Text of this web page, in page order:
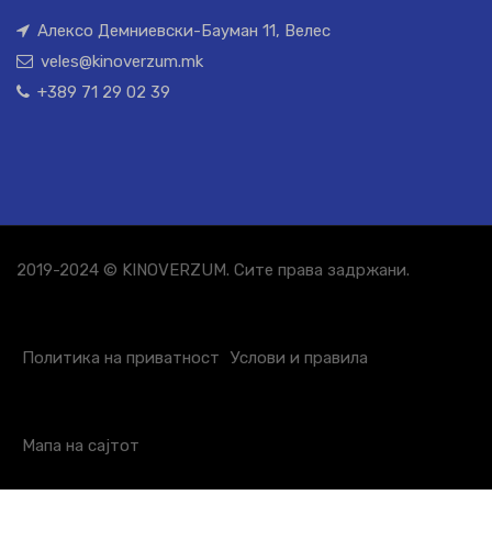
Алексо Демниевски-Бауман 11, Велес
veles@kinoverzum.mk
+389 71 29 02 39
2019-2024 © KINOVERZUM. Сите права задржани.
Политика на приватност Услови и правила
Мапа на сајтот